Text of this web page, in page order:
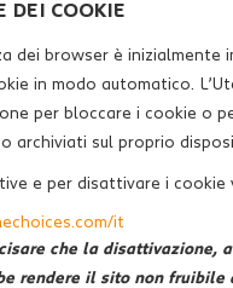
DEI COOKIE
dei browser è inizialmente
in modo automatico.
per bloccare i cookie o
archiviati sul proprio
e per disattivare i cookie
it
che la disattivazione,
rendere il sito non fruibile